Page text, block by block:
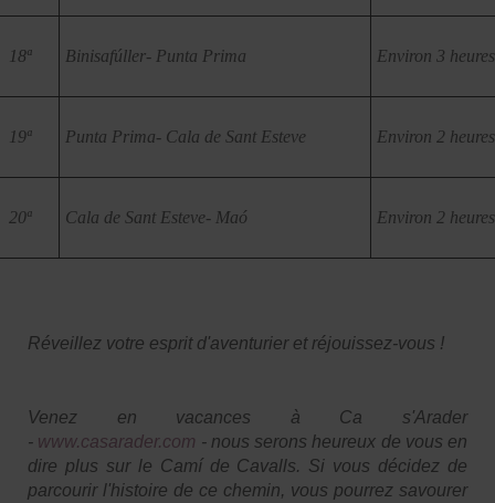
18ª Binisafúller- Punta Prima Environ 3
19ª Punta Prima- Cala de Sant Esteve Environ 2
20ª Cala de Sant Esteve- Maó Environ 2
Réveillez votre esprit d'aventurier et réjouissez-vous !
Venez en vacances à Ca s'Arader
- www.casarader.com - nous serons heureux de vous en
dire plus sur le Camí de Cavalls. Si vous décidez de
parcourir l'histoire de ce chemin, vous pourrez savourer